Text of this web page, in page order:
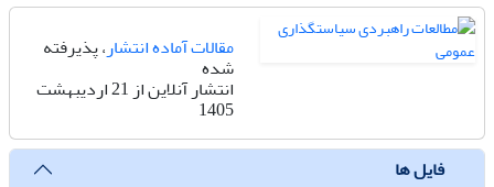
مقالات آماده انتشار، پذیرفته
شده
انتشار آنلاین از 21 اردیبهشت
1405
فایل ها